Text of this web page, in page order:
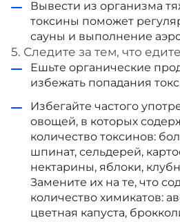
Вывести из организма
токсины поможет
сауны и выполнение
5. Следите за тем, что едите
Ешьте органические
избежать попадания
Избегайте частого
овощей, в которых
количество токсинов:
шпинат, сельдерей,
нектарины, яблоки,
Замените их на те, что
количество химикатов:
цветная капуста,